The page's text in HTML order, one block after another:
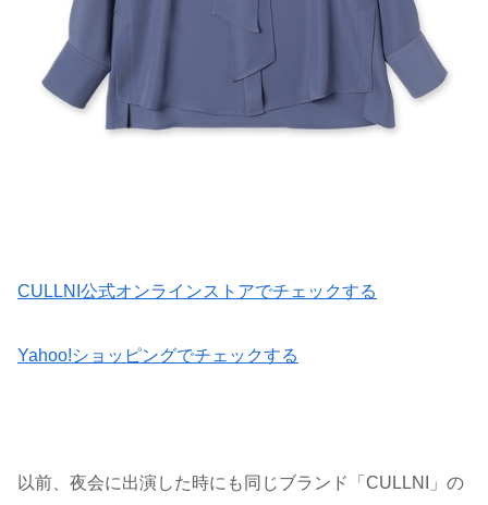
CULLNI公式オンラインストアでチェックする
Yahoo!ショッピングでチェックする
以前、夜会に出演した時にも同じブランド「CULLNI」の